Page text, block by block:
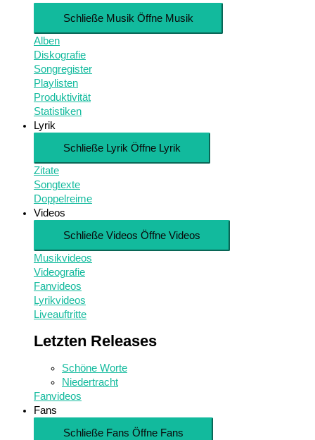
Schließe Musik Öffne Musik
Alben
Diskografie
Songregister
Playlisten
Produktivität
Statistiken
Lyrik
Schließe Lyrik Öffne Lyrik
Zitate
Songtexte
Doppelreime
Videos
Schließe Videos Öffne Videos
Musikvideos
Videografie
Fanvideos
Lyrikvideos
Liveauftritte
Letzten Releases
Schöne Worte
Niedertracht
Fanvideos
Fans
Schließe Fans Öffne Fans